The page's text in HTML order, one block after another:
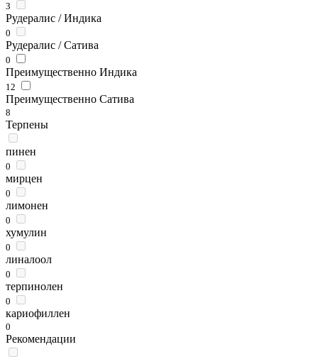
3
Рудералис / Индика
0
Рудералис / Сатива
0
Преимущественно Индика
12
Преимущественно Сатива
8
Терпены
пинен
0
мирцен
0
лимонен
0
хумулин
0
линалоол
0
терпинолен
0
кариофиллен
0
Рекомендации